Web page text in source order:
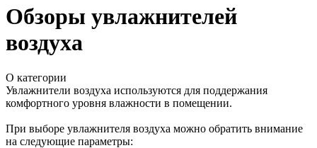
Обзоры увлажнителей
воздуха
О категории
Увлажнители воздуха используются для поддержания
комфортного уровня влажности в помещении.
При выборе увлажнителя воздуха можно обратить внимание
на следующие параметры: